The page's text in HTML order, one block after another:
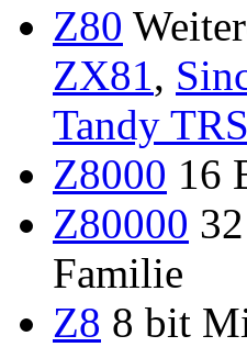
Z80
ZX81,
Tandy
Z8000 16
Z80000
Familie
Z8 8 bit